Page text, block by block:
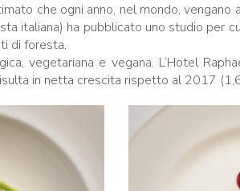
che ogni anno, nel mondo,
italiana) ha pubblicato uno studio per
di foresta.
vegetariana e vegana. L’Hotel
in netta crescita rispetto al 2017